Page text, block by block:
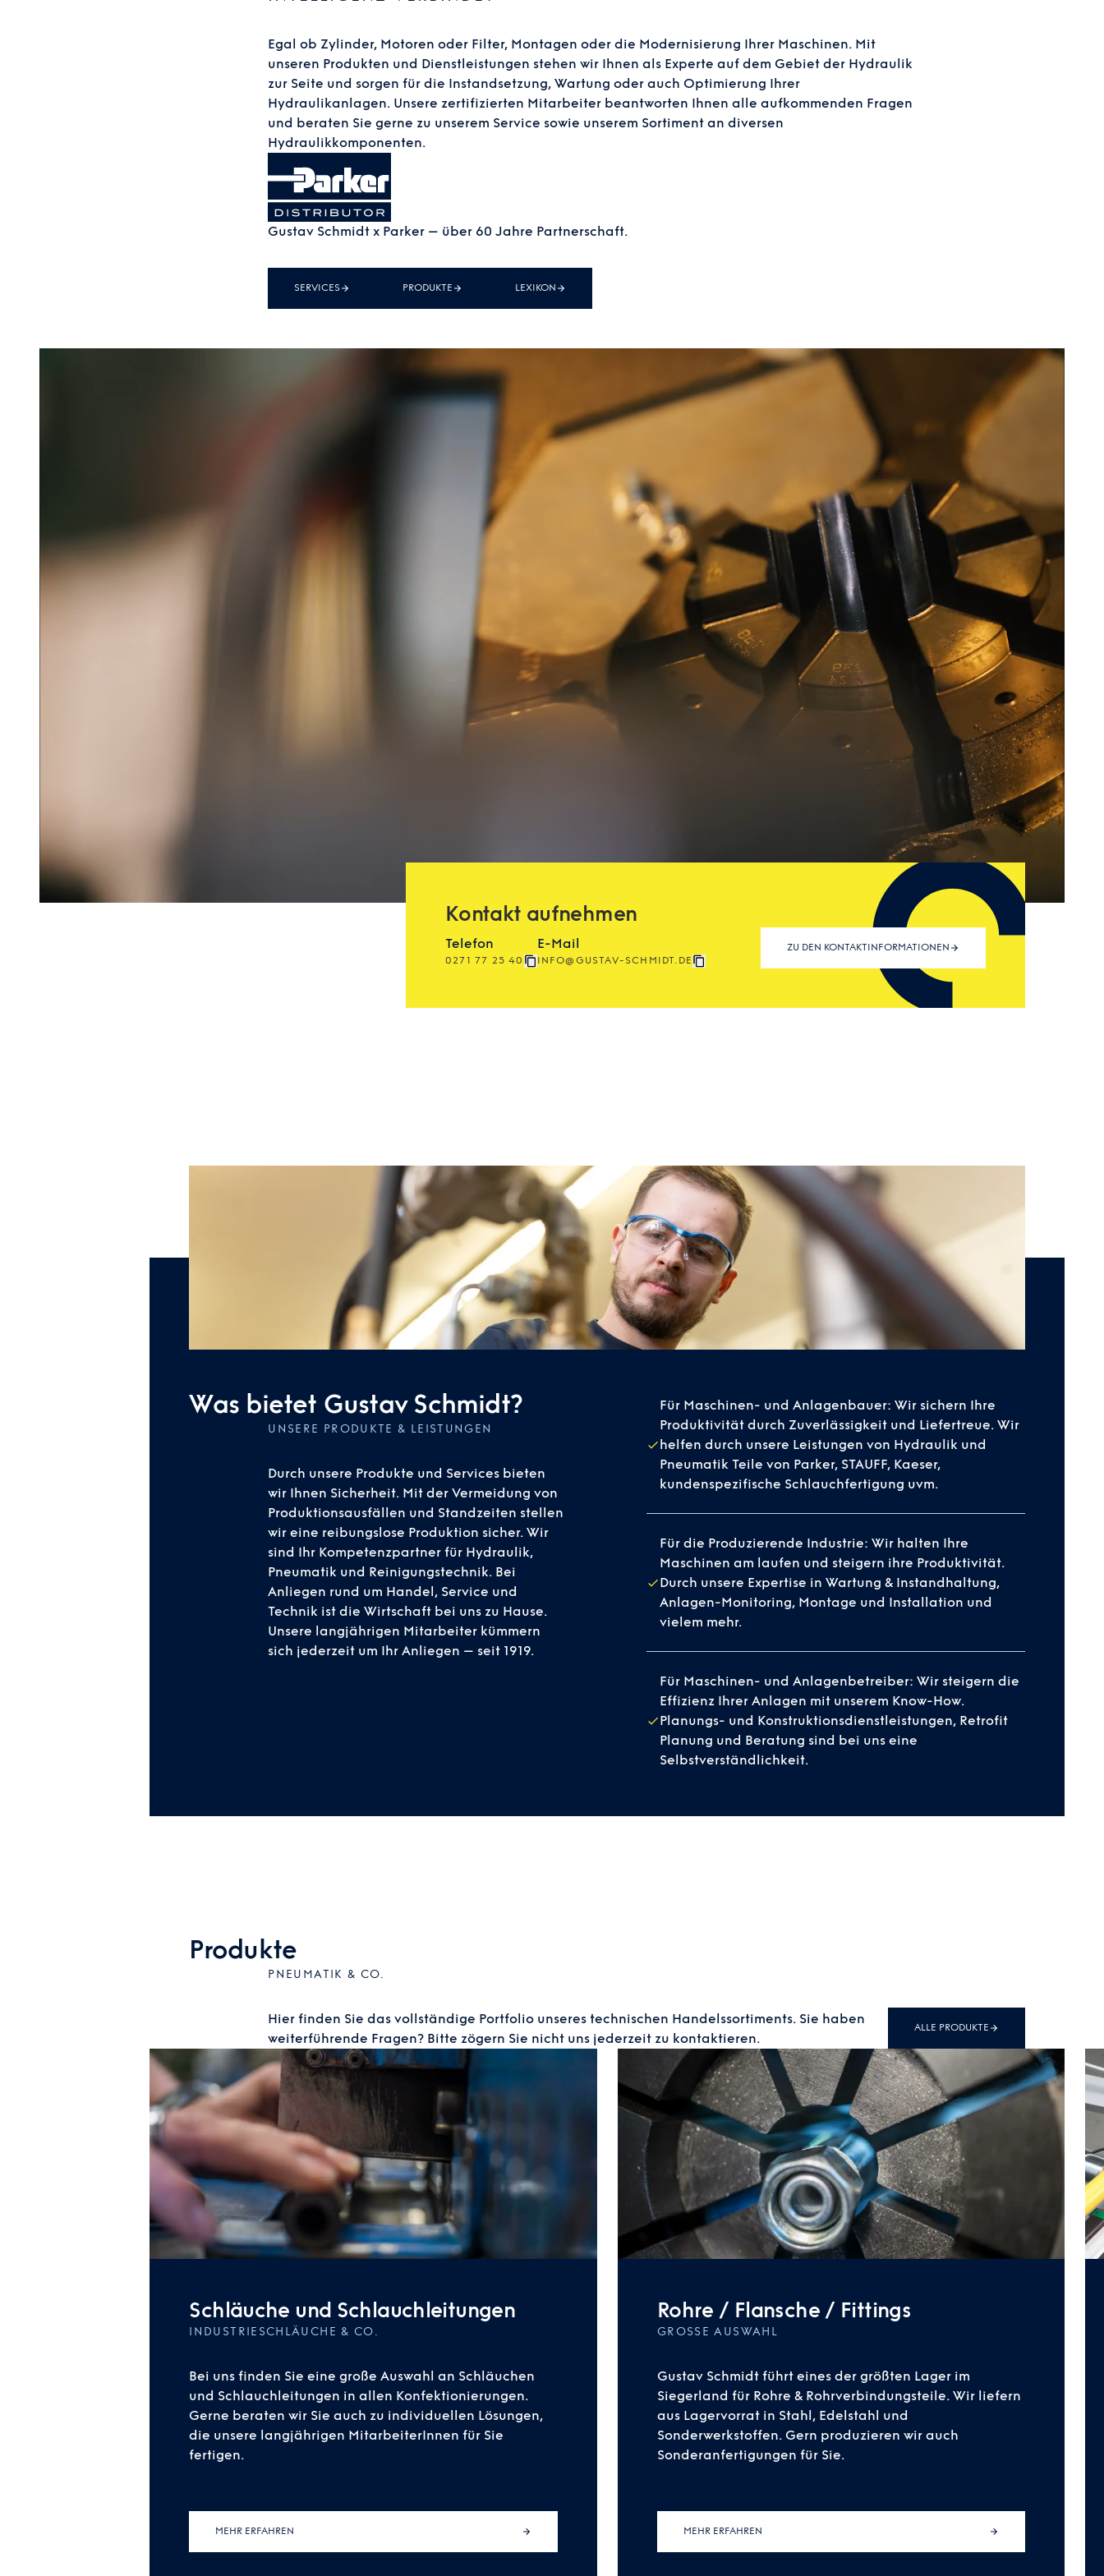
Egal ob Zylinder, Motoren oder Filter, Montagen oder die Modernisierung Ihrer Maschinen. Mit
unseren Produkten und Dienstleistungen stehen wir Ihnen als Experte auf dem Gebiet der Hydraulik
zur Seite und sorgen für die Instandsetzung, Wartung oder auch Optimierung Ihrer
Hydraulikanlagen. Unsere zertifizierten Mitarbeiter beantworten Ihnen alle aufkommenden Fragen
und beraten Sie gerne zu unserem Service sowie unserem Sortiment an diversen
Hydraulikkomponenten.
Gustav Schmidt x Parker – über 60 Jahre Partnerschaft.
SERVICES PRODUKTE LEXIKON
Kontakt aufnehmen
Telefon
0271 77 25 40
E-Mail
INFO@GUSTAV-SCHMIDT.DE
ZU DEN KONTAKTINFORMATIONEN
Was bietet Gustav Schmidt?
UNSERE PRODUKTE & LEISTUNGEN
Durch unsere Produkte und Services bieten
wir Ihnen Sicherheit. Mit der Vermeidung von
Produktionsausfällen und Standzeiten stellen
wir eine reibungslose Produktion sicher. Wir
sind Ihr Kompetenzpartner für Hydraulik,
Pneumatik und Reinigungstechnik. Bei
Anliegen rund um Handel, Service und
Technik ist die Wirtschaft bei uns zu Hause.
Unsere langjährigen Mitarbeiter kümmern
sich jederzeit um Ihr Anliegen – seit 1919.
Für Maschinen- und Anlagenbauer: Wir sichern Ihre
Produktivität durch Zuverlässigkeit und Liefertreue. Wir
helfen durch unsere Leistungen von Hydraulik und
Pneumatik Teile von Parker, STAUFF, Kaeser,
kundenspezifische Schlauchfertigung uvm.
Für die Produzierende Industrie: Wir halten Ihre
Maschinen am laufen und steigern ihre Produktivität.
Durch unsere Expertise in Wartung & Instandhaltung,
Anlagen-Monitoring, Montage und Installation und
vielem mehr.
Für Maschinen- und Anlagenbetreiber: Wir steigern die
Effizienz Ihrer Anlagen mit unserem Know-How.
Planungs- und Konstruktionsdienstleistungen, Retrofit
Planung und Beratung sind bei uns eine
Selbstverständlichkeit.
Produkte
PNEUMATIK & CO.
Hier finden Sie das vollständige Portfolio unseres technischen Handelssortiments. Sie haben
weiterführende Fragen? Bitte zögern Sie nicht uns jederzeit zu kontaktieren.
ALLE PRODUKTE
Schläuche und Schlauchleitungen
INDUSTRIESCHLÄUCHE & CO.
Bei uns finden Sie eine große Auswahl an Schläuchen
und Schlauchleitungen in allen Konfektionierungen.
Gerne beraten wir Sie auch zu individuellen Lösungen,
die unsere langjährigen MitarbeiterInnen für Sie
fertigen.
MEHR ERFAHREN
Rohre / Flansche / Fittings
GROSSE AUSWAHL
Gustav Schmidt führt eines der größten Lager im
Siegerland für Rohre & Rohrverbindungsteile. Wir liefern
aus Lagervorrat in Stahl, Edelstahl und
Sonderwerkstoffen. Gern produzieren wir auch
Sonderanfertigungen für Sie.
MEHR ERFAHREN